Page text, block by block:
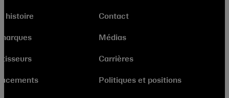
histoire Contact
Médias
Carrières
Politiques et positions